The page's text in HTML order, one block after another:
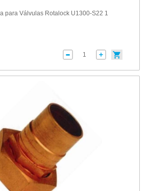
para Válvulas Rotalock U1300-S22 1